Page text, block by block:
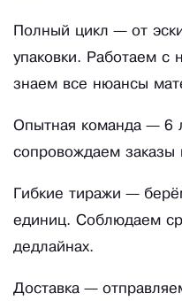
Полный цикл — от
упаковки. Работаем с
знаем все нюансы
Опытная команда — 6
сопровождаем заказы
Гибкие тиражи —
единиц. Соблюдаем
дедлайнах.
Доставка —